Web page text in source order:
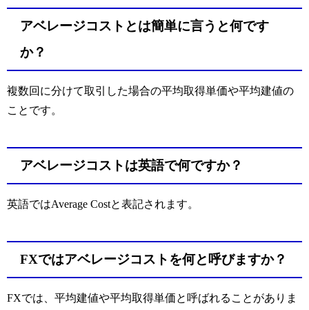
アベレージコストとは簡単に言うと何です
か？
複数回に分けて取引した場合の平均取得単価や平均建値の
ことです。
アベレージコストは英語で何ですか？
英語ではAverage Costと表記されます。
FXではアベレージコストを何と呼びますか？
FXでは、平均建値や平均取得単価と呼ばれることがありま